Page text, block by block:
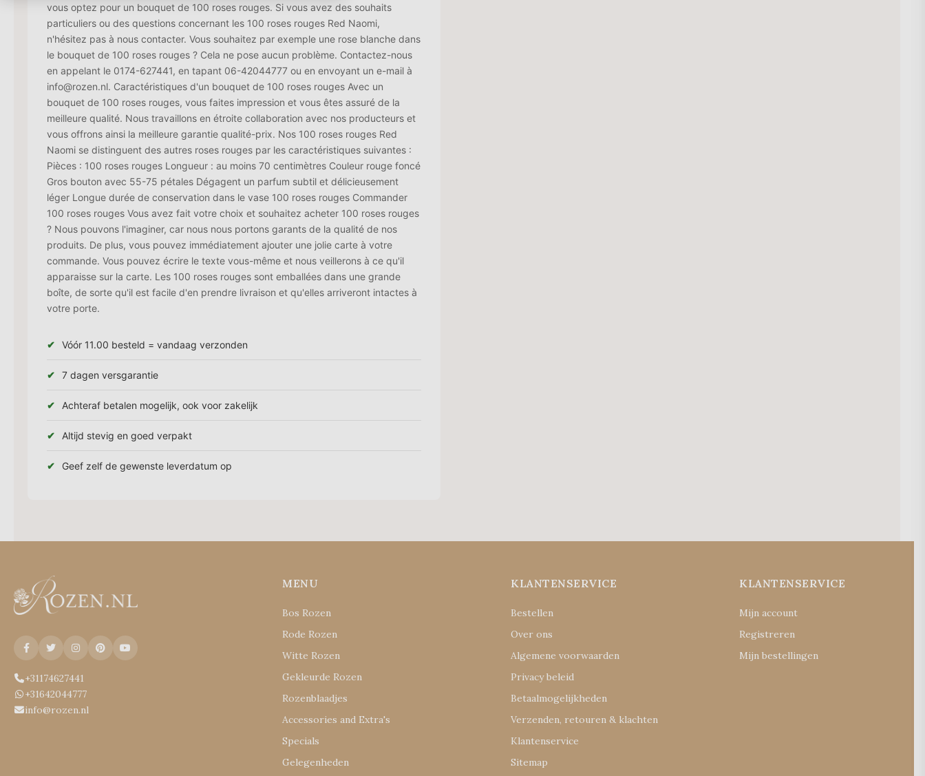
vous optez pour un bouquet de 100 roses rouges. Si vous avez des souhaits
particuliers ou des questions concernant les 100 roses rouges Red Naomi,
n'hésitez pas à nous contacter. Vous souhaitez par exemple une rose blanche dans
le bouquet de 100 roses rouges ? Cela ne pose aucun problème. Contactez-nous
en appelant le 0174-627441, en tapant 06-42044777 ou en envoyant un e-mail à
info@rozen.nl. Caractéristiques d'un bouquet de 100 roses rouges Avec un
bouquet de 100 roses rouges, vous faites impression et vous êtes assuré de la
meilleure qualité. Nous travaillons en étroite collaboration avec nos producteurs et
vous offrons ainsi la meilleure garantie qualité-prix. Nos 100 roses rouges Red
Naomi se distinguent des autres roses rouges par les caractéristiques suivantes :
Pièces : 100 roses rouges Longueur : au moins 70 centimètres Couleur rouge foncé
Gros bouton avec 55-75 pétales Dégagent un parfum subtil et délicieusement
léger Longue durée de conservation dans le vase 100 roses rouges Commander
100 roses rouges Vous avez fait votre choix et souhaitez acheter 100 roses rouges
? Nous pouvons l'imaginer, car nous nous portons garants de la qualité de nos
produits. De plus, vous pouvez immédiatement ajouter une jolie carte à votre
commande. Vous pouvez écrire le texte vous-même et nous veillerons à ce qu'il
apparaisse sur la carte. Les 100 roses rouges sont emballées dans une grande
boîte, de sorte qu'il est facile d'en prendre livraison et qu'elles arriveront intactes à
votre porte.
Vóór 11.00 besteld = vandaag verzonden
7 dagen versgarantie
Achteraf betalen mogelijk, ook voor zakelijk
Altijd stevig en goed verpakt
Geef zelf de gewenste leverdatum op
+31174627441
+31642044777
info@rozen.nl
MENU
Bos Rozen
Rode Rozen
Witte Rozen
Gekleurde Rozen
Rozenblaadjes
Accessories and Extra's
Specials
Gelegenheden
KLANTENSERVICE
Bestellen
Over ons
Algemene voorwaarden
Privacy beleid
Betaalmogelijkheden
Verzenden, retouren & klachten
Klantenservice
Sitemap
KLANTENSERVICE
Mijn account
Registreren
Mijn bestellingen